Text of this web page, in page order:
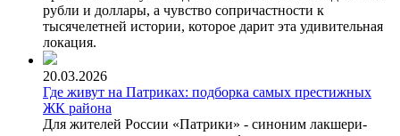
рубли и доллары, а чувство сопричастности к
тысячелетней истории, которое дарит эта удивительная
локация.
20.03.2026
Где живут на Патриках: подборка самых престижных
ЖК района
Для жителей России «Патрики» - синоним лакшери-